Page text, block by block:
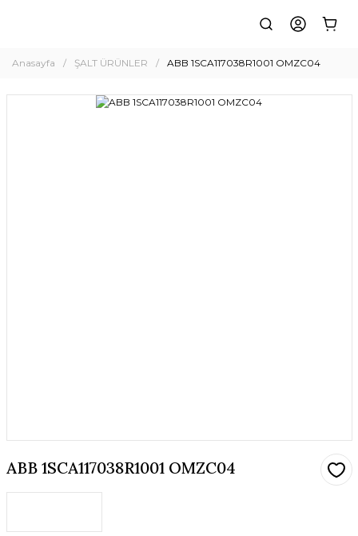
Anasayfa ŞALT ÜRÜNLER ABB 1SCA117038R1001 OMZC04
ABB 1SCA117038R1001 OMZC04